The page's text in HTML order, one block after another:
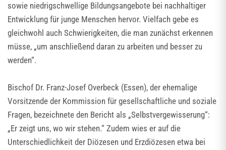
sowie niedrigschwellige Bildungsangebote bei nachhaltiger
Entwicklung für junge Menschen hervor. Vielfach gebe es
gleichwohl auch Schwierigkeiten, die man zunächst erkennen
müsse, „um anschließend daran zu arbeiten und besser zu
werden“.
Bischof Dr. Franz-Josef Overbeck (Essen), der ehemalige
Vorsitzende der Kommission für gesellschaftliche und soziale
Fragen, bezeichnete den Bericht als „Selbstvergewisserung“:
„Er zeigt uns, wo wir stehen.“ Zudem wies er auf die
Unterschiedlichkeit der Diözesen und Erzdiözesen etwa bei